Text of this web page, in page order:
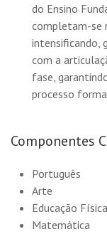
do Ensino
completam-se
intensificando,
com a
fase,
processo
Componentes
Português
Arte
Educação Física
Matemática